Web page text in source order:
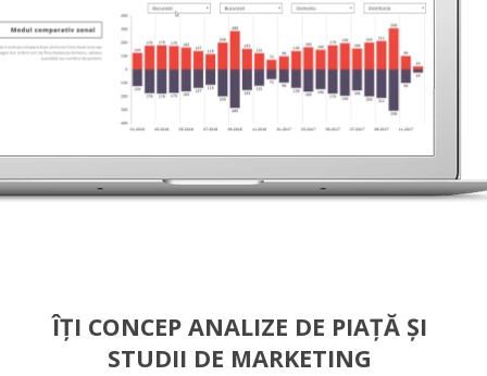
ÎȚI CONCEP ANALIZE DE PIAȚĂ ȘI
STUDII DE MARKETING